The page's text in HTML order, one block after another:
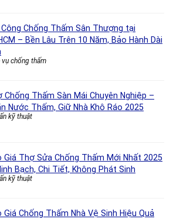
Chống Thấm Sân Thượng tại
– Bền Lâu Trên 10 Năm, Bảo Hành Dài
vụ chống thấm
Chống Thấm Sàn Mái Chuyên Nghiệp –
Nước Thấm, Giữ Nhà Khô Ráo 2025
kỹ thuật
Giá Thợ Sửa Chống Thấm Mới Nhất 2025
Bạch, Chi Tiết, Không Phát Sinh
kỹ thuật
Giá Chống Thấm Nhà Vệ Sinh Hiệu Quả